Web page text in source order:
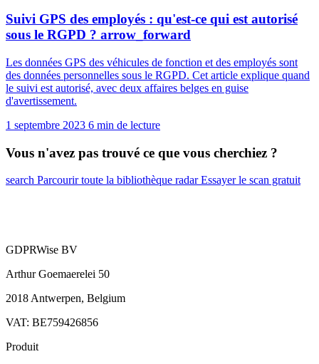
Suivi GPS des employés : qu'est-ce qui est autorisé
sous le RGPD ? arrow_forward
Les données GPS des véhicules de fonction et des employés sont
des données personnelles sous le RGPD. Cet article explique quand
le suivi est autorisé, avec deux affaires belges en guise
d'avertissement.
1 septembre 2023 6 min de lecture
Vous n'avez pas trouvé ce que vous cherchiez ?
search Parcourir toute la bibliothèque radarEssayer le scan gratuit
GDPRWise BV
Arthur Goemaerelei 50
2018 Antwerpen, Belgium
VAT: BE759426856
Produit